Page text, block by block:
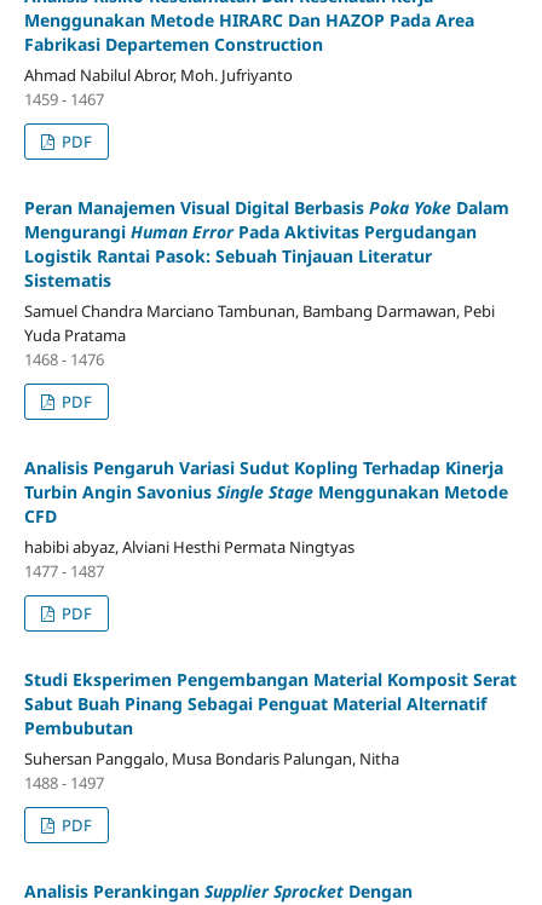
Menggunakan Metode HIRARC Dan HAZOP Pada Area
Fabrikasi Departemen Construction
Ahmad Nabilul Abror, Moh. Jufriyanto
1459 - 1467
PDF
Peran Manajemen Visual Digital Berbasis Poka YokeDalam
Mengurangi Human ErrorPada Aktivitas Pergudangan
Logistik Rantai Pasok: Sebuah Tinjauan Literatur
Sistematis
Samuel Chandra Marciano Tambunan, Bambang Darmawan, Pebi
Yuda Pratama
1468 - 1476
PDF
Analisis Pengaruh Variasi Sudut Kopling Terhadap Kinerja
Turbin Angin Savonius Single StageMenggunakan Metode
CFD
habibi abyaz, Alviani Hesthi Permata Ningtyas
1477 - 1487
PDF
Studi Eksperimen Pengembangan Material Komposit Serat
Sabut Buah Pinang Sebagai Penguat Material Alternatif
Pembubutan
Suhersan Panggalo, Musa Bondaris Palungan, Nitha
1488 - 1497
PDF
Analisis Perankingan Supplier Sprocket Dengan